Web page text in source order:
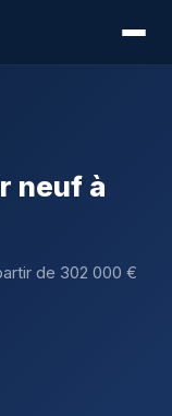
neuf à
de 302 000 €